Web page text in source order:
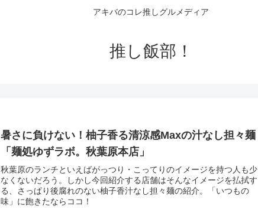
アキバのコレ推しグルメディア
推し飯部！
暑さに負けない！柚子香る清涼感Maxの汁なし担々麺
「麺処ゆずラボ。秋葉原本店」
秋葉原のランチといえばがっつり・こってりのイメージを持つ人も少
なくないだろう。しかし今回紹介する店舗はそんなイメージを払拭す
る、さっぱり後腐れのない柚子香汁なし担々麺の紹介。「いつもの
味」に飽きたならココ！